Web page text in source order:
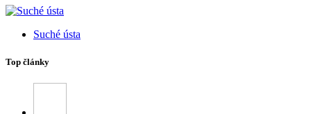
Suché ústa
Top články